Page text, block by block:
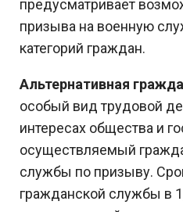
предусматривает
призыва на военную
категорий граждан.
Альтернативная
особый вид трудовой
интересах общества и
осуществляемый
службы по призыву.
гражданской службы в